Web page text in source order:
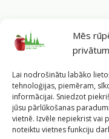
Mēs
Lai nodrošinātu labāko
tehnoloģijas, piemēram,
informācijai. Sniedzot
jūsu pārlūkošanas
vietnē. Izvēle nepiekrist vai
noteiktu vietnes funkciju